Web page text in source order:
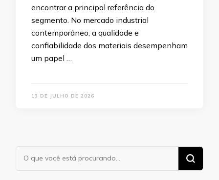
encontrar a principal referência do
segmento. No mercado industrial
contemporâneo, a qualidade e
confiabilidade dos materiais desempenham
um papel …
13 DE JULHO DE 2026